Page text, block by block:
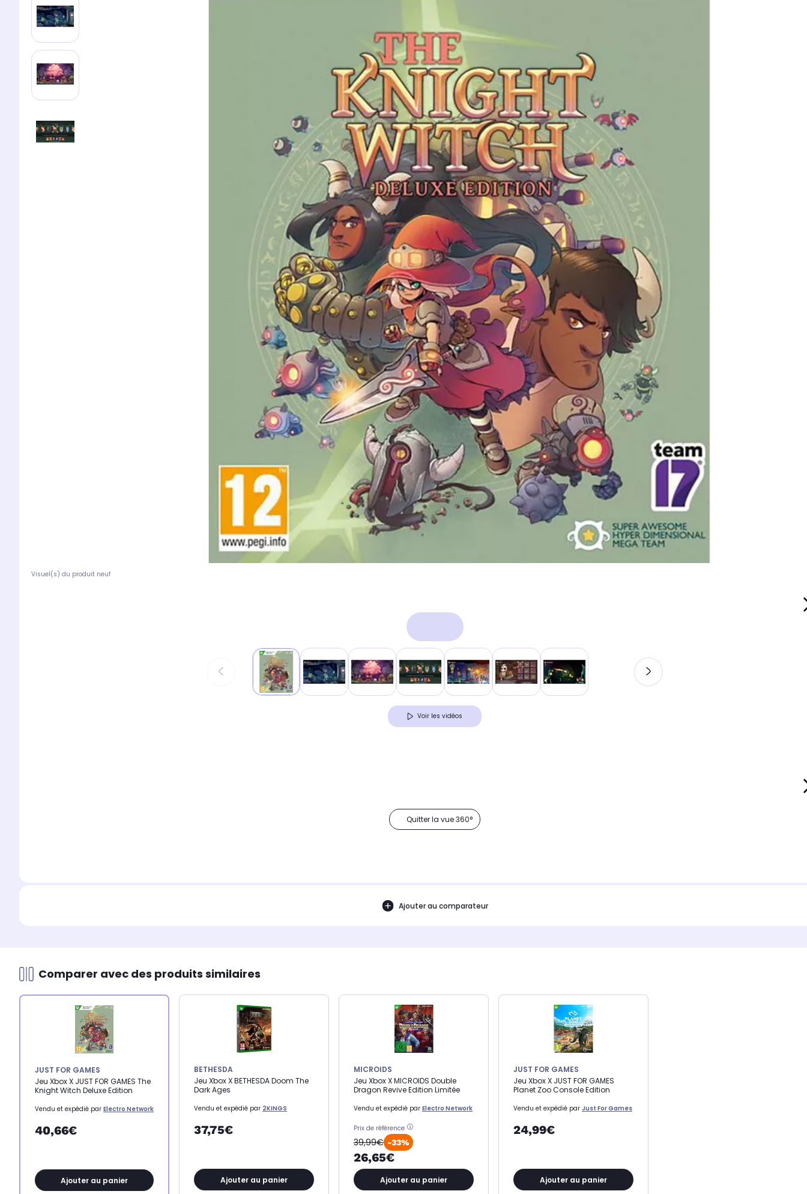
Visuel(s) du produit neuf
Voir les vidéos
Quitter la vue 360°
Ajouter au comparateur
Comparer avec des produits similaires
JUST FOR GAMES
Jeu Xbox X JUST FOR GAMES The
Knight Witch Deluxe Edition
Vendu et expédié par Electro Network
40,66€
Ajouter au panier
BETHESDA
Jeu Xbox X BETHESDA Doom The
Dark Ages
Vendu et expédié par 2KINGS
37,75€
Ajouter au panier
MICROIDS
Jeu Xbox X MICROIDS Double
Dragon Revive Edition Limitée
Vendu et expédié par Electro Network
Prix de référence
39,99€ -33%
26,65€
Ajouter au panier
JUST FOR GAMES
Jeu Xbox X JUST FOR GAMES
Planet Zoo Console Edition
Vendu et expédié par Just For Games
24,99€
Ajouter au panier